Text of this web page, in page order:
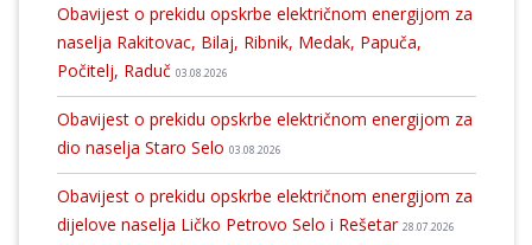
Obavijest o prekidu opskrbe električnom energijom za
naselja Rakitovac, Bilaj, Ribnik, Medak, Papuča,
Počitelj, Raduč 03.08.2026
Obavijest o prekidu opskrbe električnom energijom za
dio naselja Staro Selo 03.08.2026
Obavijest o prekidu opskrbe električnom energijom za
dijelove naselja Ličko Petrovo Selo i Rešetar 28.07.2026